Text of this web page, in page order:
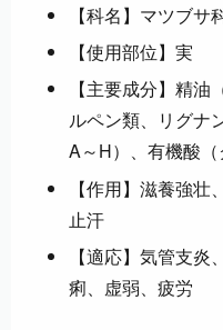
【科名】マツブサ
【使用部位】実
【主要成分】精
ルペン類、リグナ
A～H）、有機酸（
【作用】滋養強壮
止汗
【適応】気管支
痢、虚弱、疲労